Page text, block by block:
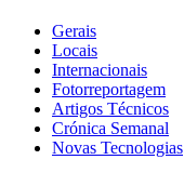
Gerais
Locais
Internacionais
Fotorreportagem
Artigos Técnicos
Crónica Semanal
Novas Tecnologias